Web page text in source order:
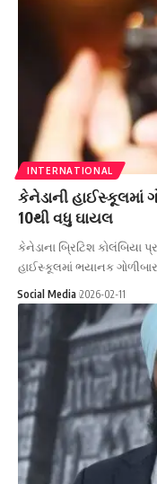
INTERNATIONAL
કેનેડાની હાઈસ્કૂલમાં
10થી વધુ ઘાયલ
કેનેડાના બ્રિટિશ કોલંબિયા
હાઈસ્કૂલમાં ભયાનક
Social Media 2026-02-11